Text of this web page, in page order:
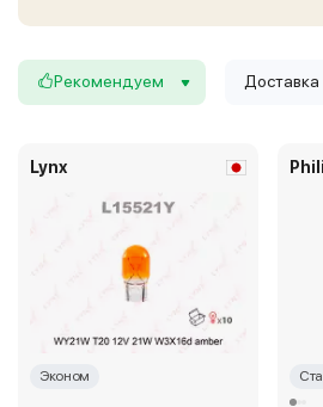
Рекомендуем Доставка
Lynx
Эконом